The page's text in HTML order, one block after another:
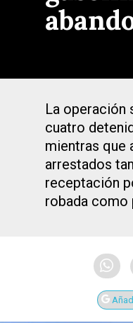
La operación
cuatro
mientras que
arrestados
receptación
robada como